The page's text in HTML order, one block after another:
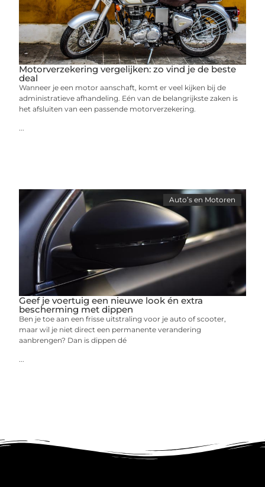
Motorverzekering vergelijken: zo vind je de beste
deal
Wanneer je een motor aanschaft, komt er veel kijken bij de
administratieve afhandeling. Eén van de belangrijkste zaken is
het afsluiten van een passende motorverzekering.
Auto’s en Motoren
Geef je voertuig een nieuwe look én extra
bescherming met dippen
Ben je toe aan een frisse uitstraling voor je auto of scooter,
maar wil je niet direct een permanente verandering
aanbrengen? Dan is dippen dé